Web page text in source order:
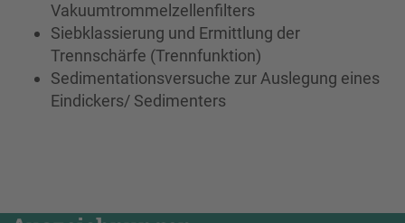
Vakuumtrommelzellenfilters
Siebklassierung und Ermittlung der
Trennschärfe (Trennfunktion)
Sedimentationsversuche zur Auslegung eines
Eindickers/ Sedimenters